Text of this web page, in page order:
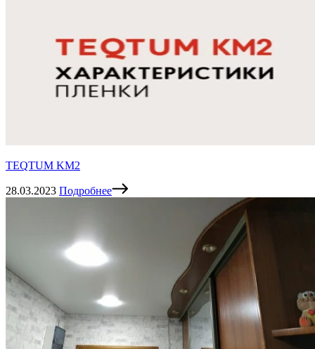
TEQTUM KM2
28.03.2023 Подробнее